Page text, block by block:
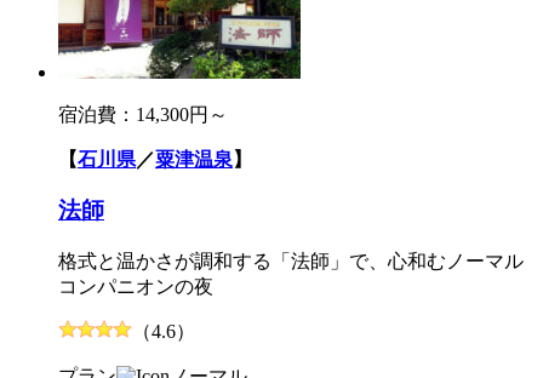
宿泊費： 14,300円～
【石川県／粟津温泉 】
法師
格式と温かさが調和する「法師」で、心和むノーマル
コンパニオンの夜
（4.6）